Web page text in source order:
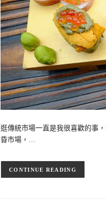
逛傳統市場一直是我很喜歡的事
昏市場，…
CONTINUE READING